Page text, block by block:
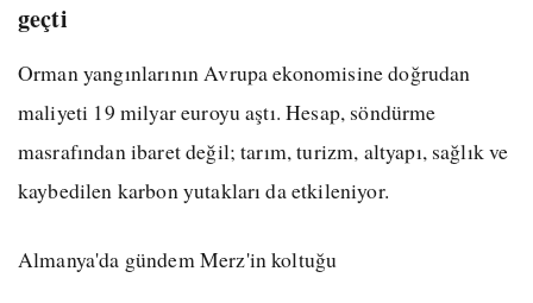
geçti
Orman yangınlarının Avrupa ekonomisine doğrudan
maliyeti 19 milyar euroyu aştı. Hesap, söndürme
masrafından ibaret değil; tarım, turizm, altyapı, sağlık ve
kaybedilen karbon yutakları da etkileniyor.
Almanya'da gündem Merz'in koltuğu